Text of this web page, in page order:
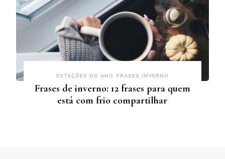
ESTAÇÕES DO ANO FRASES INVERNO
Frases de inverno: 12 frases para quem
está com frio compartilhar